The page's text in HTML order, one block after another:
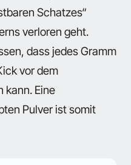
Schatzes“
verloren geht.
dass jedes Gramm
vor dem
kann. Eine
Pulver ist somit